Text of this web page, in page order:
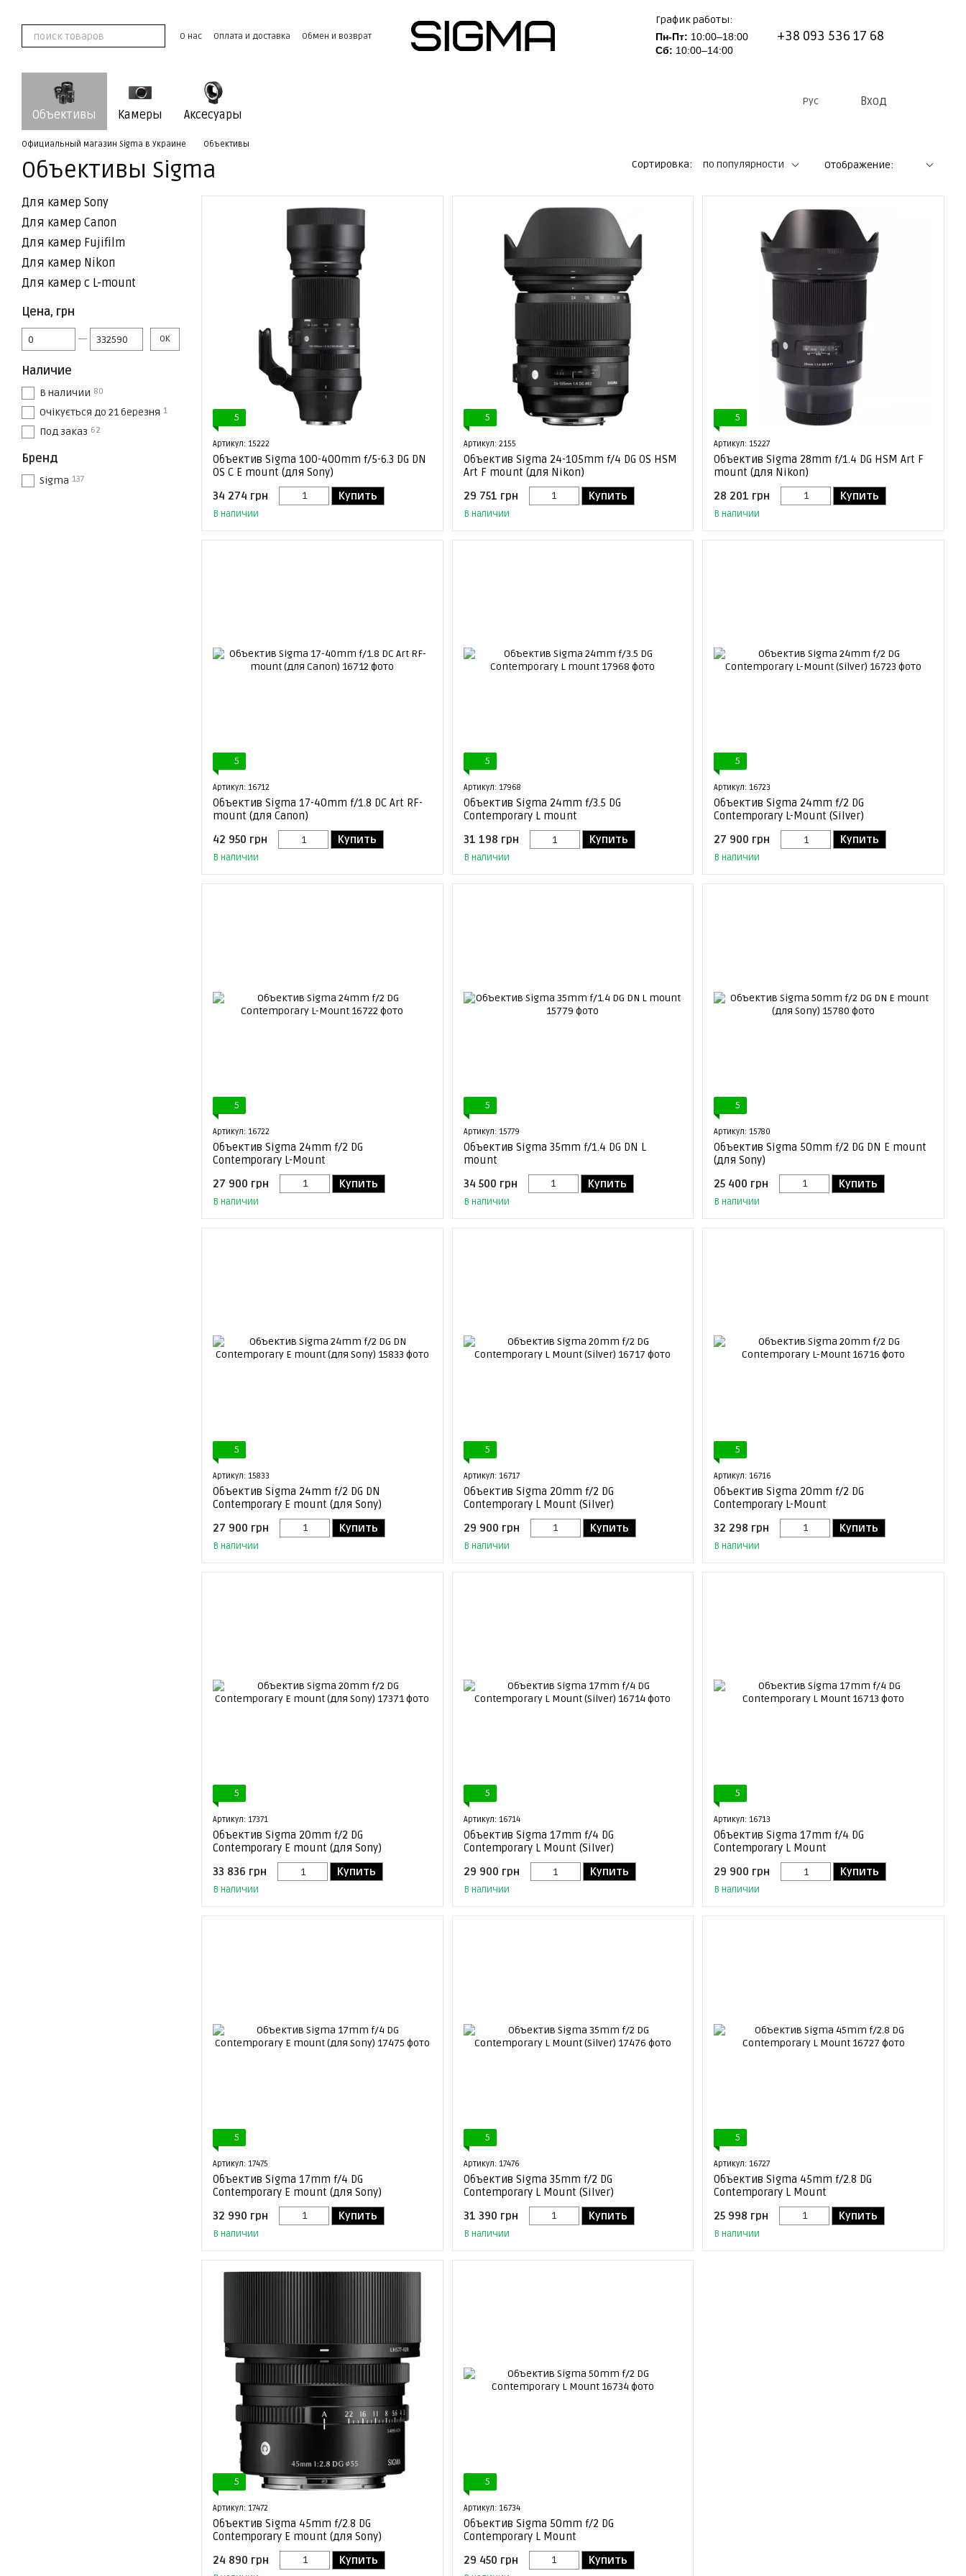
О нас Оплата и доставка
Обмен и возврат
График работы:
Пн-Пт: 10:00–18:00
Сб: 10:00–14:00
+38 093 536 17 68
Объективы Камеры Аксесуары
Рус Вход
Официальный магазин Sigma в Украине Объективы
Объективы Sigma Сортировка: по популярности Отображение:
5
Артикул: 15222
Объектив Sigma 100-400mm f/5-6.3 DG DN
OS C E mount (для Sony)
34 274 грн
Купить
В наличии
5
Артикул: 2155
Объектив Sigma 24-105mm f/4 DG OS HSM
Art F mount (для Nikon)
29 751 грн
Купить
В наличии
5
Артикул: 15227
Объектив Sigma 28mm f/1.4 DG HSM Art F
mount (для Nikon)
28 201 грн
Купить
В наличии
5
Артикул: 16712
Объектив Sigma 17-40mm f/1.8 DC Art RF-
mount (для Canon)
42 950 грн
Купить
В наличии
5
Артикул: 17968
Объектив Sigma 24mm f/3.5 DG
Contemporary L mount
31 198 грн
Купить
В наличии
5
Артикул: 16723
Объектив Sigma 24mm f/2 DG
Contemporary L-Mount (Silver)
27 900 грн
Купить
В наличии
5
Артикул: 16722
Объектив Sigma 24mm f/2 DG
Contemporary L-Mount
27 900 грн
Купить
В наличии
5
Артикул: 15779
Объектив Sigma 35mm f/1.4 DG DN L
mount
34 500 грн
Купить
В наличии
5
Артикул: 15780
Объектив Sigma 50mm f/2 DG DN E mount
(для Sony)
25 400 грн
Купить
В наличии
5
Артикул: 15833
Объектив Sigma 24mm f/2 DG DN
Contemporary E mount (для Sony)
27 900 грн
Купить
В наличии
5
Артикул: 16717
Объектив Sigma 20mm f/2 DG
Contemporary L Mount (Silver)
29 900 грн
Купить
В наличии
5
Артикул: 16716
Объектив Sigma 20mm f/2 DG
Contemporary L-Mount
32 298 грн
Купить
В наличии
5
Артикул: 17371
Объектив Sigma 20mm f/2 DG
Contemporary E mount (для Sony)
33 836 грн
Купить
В наличии
5
Артикул: 16714
Объектив Sigma 17mm f/4 DG
Contemporary L Mount (Silver)
29 900 грн
Купить
В наличии
5
Артикул: 16713
Объектив Sigma 17mm f/4 DG
Contemporary L Mount
29 900 грн
Купить
В наличии
5
Артикул: 17475
Объектив Sigma 17mm f/4 DG
Contemporary E mount (для Sony)
32 990 грн
Купить
В наличии
5
Артикул: 17476
Объектив Sigma 35mm f/2 DG
Contemporary L Mount (Silver)
31 390 грн
Купить
В наличии
5
Артикул: 16727
Объектив Sigma 45mm f/2.8 DG
Contemporary L Mount
25 998 грн
Купить
В наличии
5
Артикул: 17472
Объектив Sigma 45mm f/2.8 DG
Contemporary E mount (для Sony)
24 890 грн
Купить
5
Артикул: 16734
Объектив Sigma 50mm f/2 DG
Contemporary L Mount
29 450 грн
Купить
Для камер Sony
Для камер Canon
Для камер Fujifilm
Для камер Nikon
Для камер c L-mount
Цена, грн
OK
Наличие
В наличии 80
Очікується до 21 березня 1
Под заказ 62
Бренд
Sigma 137